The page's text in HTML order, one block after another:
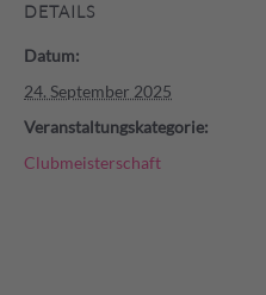
DETAILS
Datum:
24. September 2025
Veranstaltungskategorie:
Clubmeisterschaft